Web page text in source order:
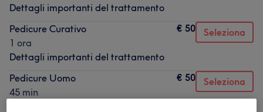
Dettagli importanti del trattamento
Pedicure Curativo
1 ora
Dettagli importanti del trattamento
€ 50 Seleziona
Pedicure Uomo
45 min
€ 50 Seleziona